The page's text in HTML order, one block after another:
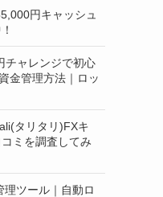
円キャッシュ
チャレンジで初心
金管理方法｜ロッ
タリタリ)FXキ
ミを調査してみ
理ツール｜自動ロ